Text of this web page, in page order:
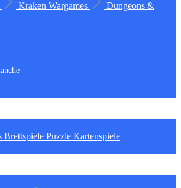
Kraken Wargames
Dungeons &
Brettspiele Puzzle Kartenspiele